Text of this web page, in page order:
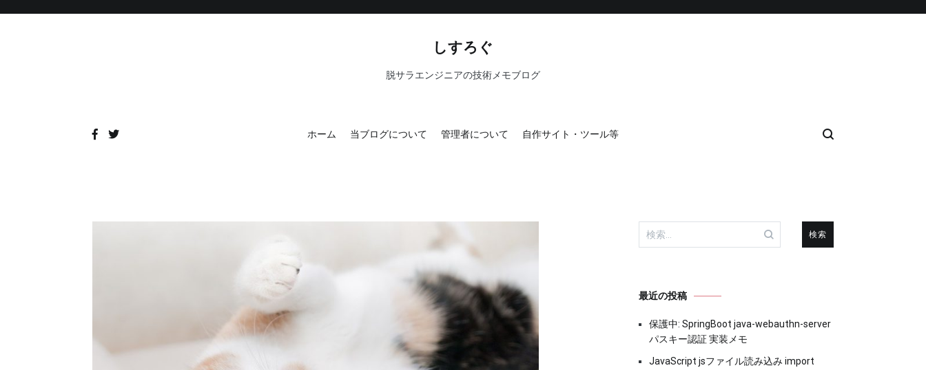
しすろぐ
脱サラエンジニアの技術メモブログ
ホーム 当ブログについて 管理者について 自作サイト・ツール等
検
索:
最近の投稿
保護中: SpringBoot java-webauthn-server
パスキー認証 実装メモ
JavaScript jsファイル読み込み import